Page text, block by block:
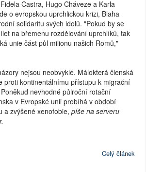
Castra, Hugo Cháveze a Karla
o evropskou uprchlickou krizi, Blaha
solidaritu svých idolů. "Pokud by se
na břemenu rozdělování uprchlíků, tak
unie část půl milionu našich Romů,"
nejsou neobvyklé. Málokterá členská
proti kontinentálnímu přístupu k migrační
nevhodné půlroční rotační
v Evropské unii probíhá v období
a zvýšené xenofobie, píše na serveru
Celý článek